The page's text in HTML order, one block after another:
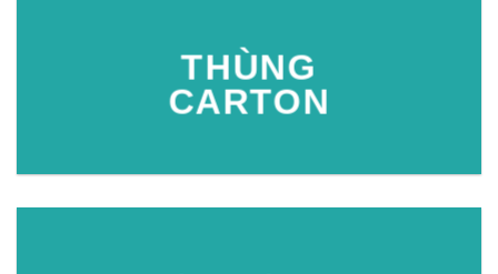
THÙNG
CARTON